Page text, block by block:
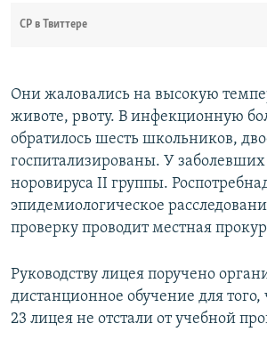
СР в Твиттере
Они жаловались на высокую
животе, рвоту. В инфекционную
обратилось шесть школьников,
госпитализированы. У
норовируса II группы.
эпидемиологическое
проверку проводит местная
Руководству лицея поручено
дистанционное обучение для
23 лицея не отстали от учебной